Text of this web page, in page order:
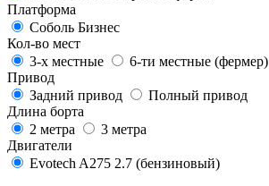
Платформа
Соболь Бизнес
Кол-во мест
3-х местные
6-ти местные (фермер)
Привод
Задний привод
Полный привод
Длина борта
2 метра
3 метра
Двигатели
Evotech A275 2.7 (бензиновый)